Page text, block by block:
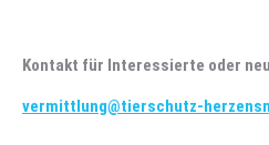
Kontakt für Interessierte oder
vermittlung@tierschutz-